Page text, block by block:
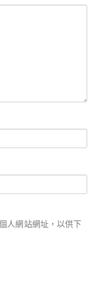
人網站網址，以供下